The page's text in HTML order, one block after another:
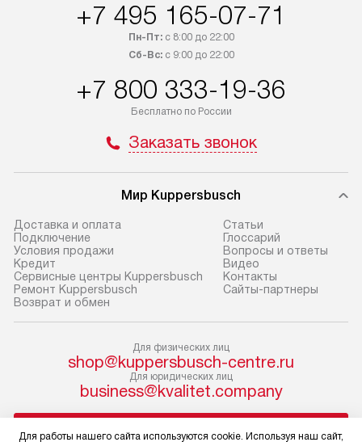
интересен товар «Под заказ»,
приобретения с менеджером сайта.
доставляются бесплатно
по Москве в пределах МКАД,
не предусмотрена.
доставки доставит упакованный
Если необходимо переместить
прибор до места установки,
пожалуйста, предварительно
уточните это с менеджером.
учитывать, что если размеры
прибора не позволяют ему пройти
через дверной проем, сотрудники
транспортной службы не могут
демонтировать дверцы, ручки или
по монтажу
материалы.
Готовые
предполагают,
от категории,
установленной
разблокировку
соединение
монтаж
+7 495 165-07-71
Пн-Пт:с 8:00 до 22:00
Сб-Вс:с 9:00 до 22:00
+7 800 333-19-36
Бесплатно по России
Заказать звонок
Мир Kuppersbusch
Доставка и оплата
Подключение
Условия продажи
Кредит
Сервисные центры Kuppersbusch
Ремонт Kuppersbusch
Возврат и обмен
Cтатьи
Глоссарий
Вопросы и ответы
Видео
Контакты
Сайты-партнеры
Для физических лиц
shop@kuppersbusch-centre.ru
Для юридических лиц
business@kvalitet.company
Для работы нашего сайта используются cookie. Используя наш сайт,